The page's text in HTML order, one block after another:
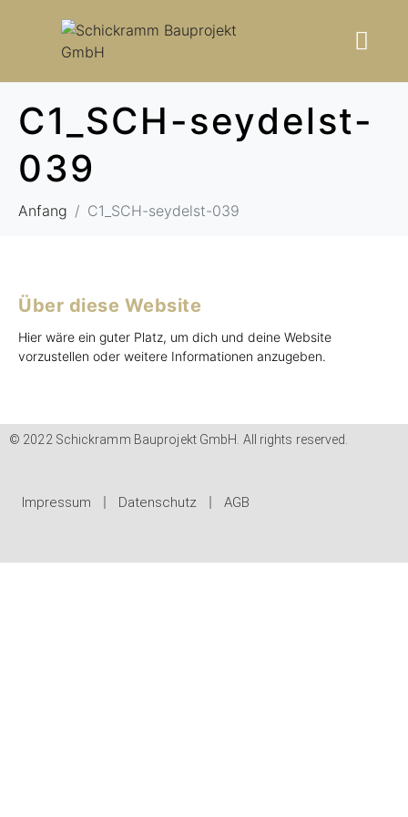
C1_SCH-seydelst-
039
Anfang C1_SCH-seydelst-039
Über diese Website
Hier wäre ein guter Platz, um dich und deine Website
vorzustellen oder weitere Informationen anzugeben.
© 2022 Schickramm Bauprojekt GmbH. All rights reserved.
Impressum Datenschutz AGB